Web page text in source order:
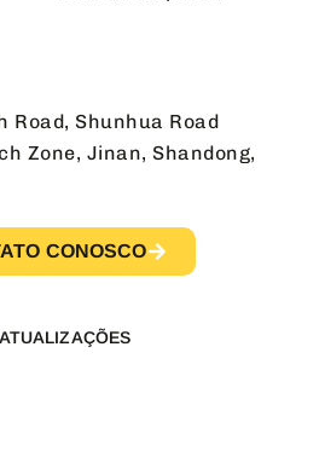
Road, Shunhua Road
Zone, Jinan, Shandong,
CONOSCO